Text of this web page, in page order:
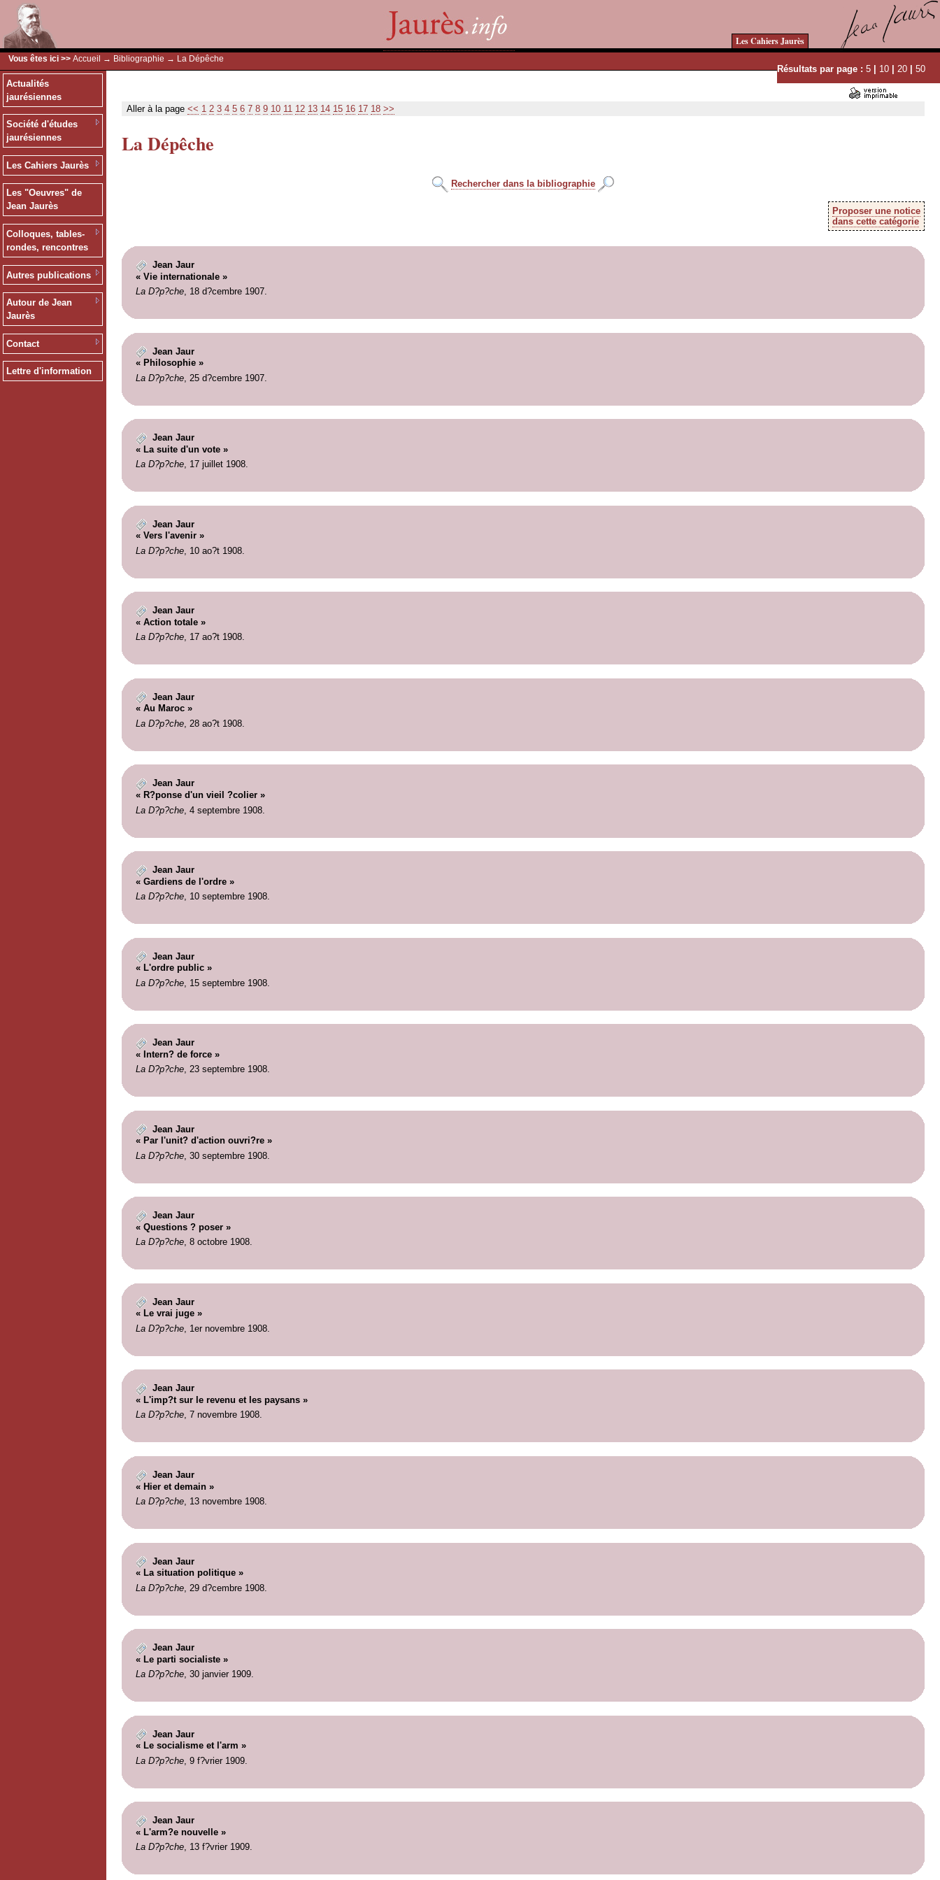
Les Cahiers Jaurès
Vous êtes ici >> Accueil → Bibliographie → La Dépêche
Résultats par page : 5 | 10 | 20 | 50
Actualités
jaurésiennes
Société d'études
jaurésiennes
Les Cahiers Jaurès
Les "Oeuvres" de
Jean Jaurès
Colloques, tables-
rondes, rencontres
Autres publications
Autour de Jean
Jaurès
Contact
Lettre d'information
Aller à la page << 1 2 3 4 5 6 7 8 9 10 11 12 13 14 15 16 17 18 >>
La Dépêche
Rechercher dans la bibliographie
Proposer une notice
dans cette catégorie
Jean Jaur
« Vie internationale »
La D?p?che, 18 d?cembre 1907.
Jean Jaur
« Philosophie »
La D?p?che, 25 d?cembre 1907.
Jean Jaur
« La suite d'un vote »
La D?p?che, 17 juillet 1908.
Jean Jaur
« Vers l'avenir »
La D?p?che, 10 ao?t 1908.
Jean Jaur
« Action totale »
La D?p?che, 17 ao?t 1908.
Jean Jaur
« Au Maroc »
La D?p?che, 28 ao?t 1908.
Jean Jaur
« R?ponse d'un vieil ?colier »
La D?p?che, 4 septembre 1908.
Jean Jaur
« Gardiens de l'ordre »
La D?p?che, 10 septembre 1908.
Jean Jaur
« L'ordre public »
La D?p?che, 15 septembre 1908.
Jean Jaur
« Intern? de force »
La D?p?che, 23 septembre 1908.
Jean Jaur
« Par l'unit? d'action ouvri?re »
La D?p?che, 30 septembre 1908.
Jean Jaur
« Questions ? poser »
La D?p?che, 8 octobre 1908.
Jean Jaur
« Le vrai juge »
La D?p?che, 1er novembre 1908.
Jean Jaur
« L'imp?t sur le revenu et les paysans »
La D?p?che, 7 novembre 1908.
Jean Jaur
« Hier et demain »
La D?p?che, 13 novembre 1908.
Jean Jaur
« La situation politique »
La D?p?che, 29 d?cembre 1908.
Jean Jaur
« Le parti socialiste »
La D?p?che, 30 janvier 1909.
Jean Jaur
« Le socialisme et l'arm »
La D?p?che, 9 f?vrier 1909.
Jean Jaur
« L'arm?e nouvelle »
La D?p?che, 13 f?vrier 1909.